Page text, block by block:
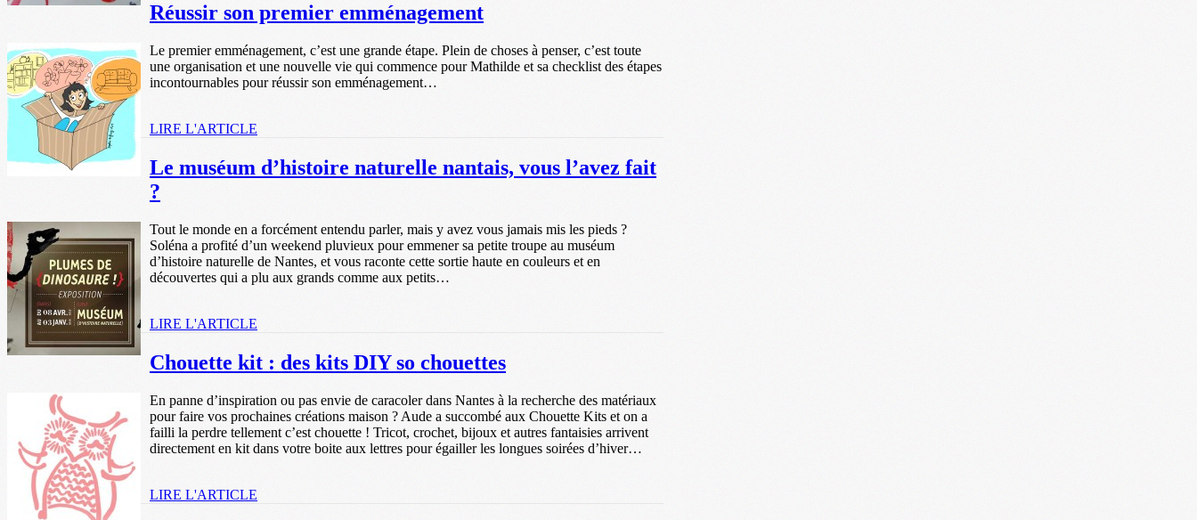
Réussir son premier emménagement
Le premier emménagement, c’est une grande étape. Plein de choses à penser, c’est toute
une organisation et une nouvelle vie qui commence pour Mathilde et sa checklist des étapes
incontournables pour réussir son emménagement…
LIRE L'ARTICLE
Le muséum d’histoire naturelle nantais, vous l’avez fait
?
Tout le monde en a forcément entendu parler, mais y avez vous jamais mis les pieds ?
Soléna a profité d’un weekend pluvieux pour emmener sa petite troupe au muséum
d’histoire naturelle de Nantes, et vous raconte cette sortie haute en couleurs et en
découvertes qui a plu aux grands comme aux petits…
LIRE L'ARTICLE
Chouette kit : des kits DIY so chouettes
En panne d’inspiration ou pas envie de caracoler dans Nantes à la recherche des matériaux
pour faire vos prochaines créations maison ? Aude a succombé aux Chouette Kits et on a
failli la perdre tellement c’est chouette ! Tricot, crochet, bijoux et autres fantaisies arrivent
directement en kit dans votre boite aux lettres pour égailler les longues soirées d’hiver…
LIRE L'ARTICLE